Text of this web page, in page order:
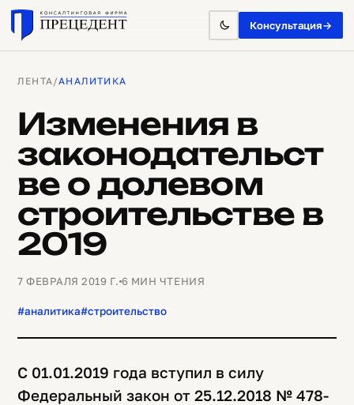
Консультация→
ЛЕНТА/АНАЛИТИКА
Изменения в
законодательст
ве о долевом
строительстве в
2019
7 ФЕВРАЛЯ 2019 Г. 6 МИН ЧТЕНИЯ
#аналитика#строительство
С 01.01.2019 года вступил в силу
Федеральный закон от 25.12.2018 № 478-